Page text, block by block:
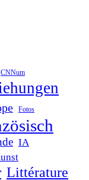
CNNum
Fotos
IA
Littérature